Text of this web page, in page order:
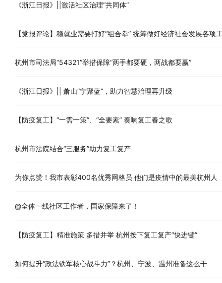
《浙江日报》||激活社区治理“共同体”
【党报评论】稳就业需要打好“组合拳” 统筹做好经济社会发展各项
杭州市司法局“54321”举措保障“两手都要硬，两战都要赢”
《浙江日报》|| 萧山“宁聚蓝”，助力智慧治理再升级
【防疫复工】“一需一策”、“全要素” 奏响复工春之歌
杭州市法院结合“三服务”助力复工复产
为你点赞！我市表彰400名优秀网格员 他们是疫情中的最美杭州人
@全体一线社区工作者，国家保障来了！
【防疫复工】精准施策 多措并举 杭州按下复工复产“快进键”
如何提升“政法铁军核心战斗力”？杭州、宁波、温州准备这么干